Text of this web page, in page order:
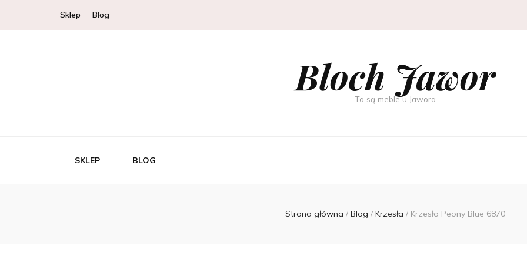
Sklep Blog
Bloch Jawor
To są meble u Jawora
SKLEP BLOG
Strona główna / Blog / Krzesła / Krzesło Peony Blue 6870